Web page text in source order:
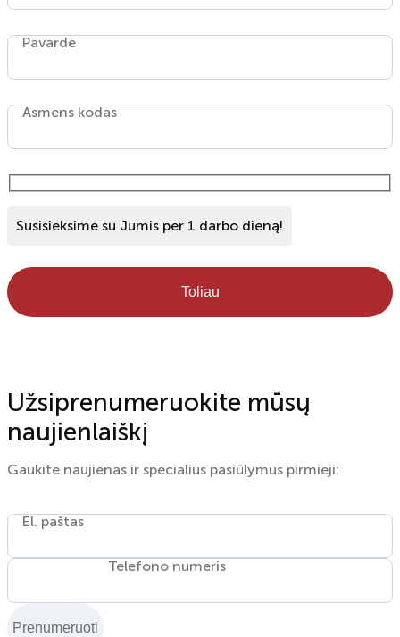
Pavardė
Asmens kodas
Susisieksime su Jumis per 1 darbo dieną!
Toliau
Užsiprenumeruokite mūsų
naujienlaiškį
Gaukite naujienas ir specialius pasiūlymus pirmieji:
El. paštas
Telefono numeris
Prenumeruoti